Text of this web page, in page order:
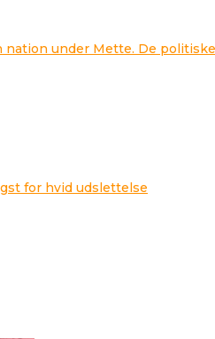
nation under Mette. De
for hvid udslettelse